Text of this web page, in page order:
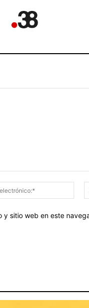
y sitio web en este